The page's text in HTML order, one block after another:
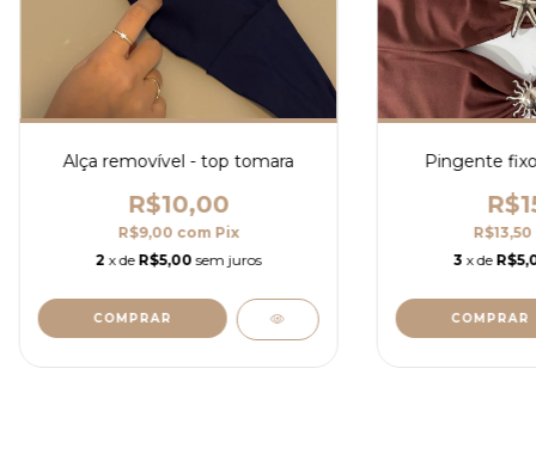
Alça removível - top tomara
R$10,00
R$9,00 com Pix
2 x de R$5,00 sem juros
COMPRAR
Pingente
R$13,50
3 x de
COMPRAR